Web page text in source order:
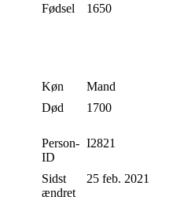
Fødsel
1650
Køn
Mand
Død
1700
Person-
ID
I2821
Sidst
ændret
25 feb. 2021